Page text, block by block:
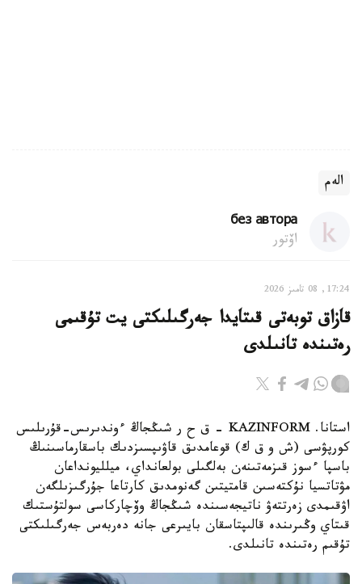
الەم
без автора
اۆتور
17:24, 08 تامىز 2026
قازاق توبەتى قىتايدا جەرگىلىكتى يت تۇقىمى
رەتىندە تانىلدى
استانا. KAZINFORM – ق ح ر شىڭجاڭ ءوندىرىس-قۇرىلىس
كورپۋسى (ش و ق ك) قوعامدىق قاۋىپسىزدىك باسقارماسىنىڭ
باسپا ءسوز قىزمەتىنەن بەلگىلى بولعانداي، ميلليونداعان
مۋتاتسيا نۇكتەسىن قامتيتىن گەنومدىق كارتاعا جۇرگىزىلگەن
اۋقىمدى زەرتتەۋ ناتيجەسىندە شىڭجاڭ وۆچاركاسى سولتۇستىك
قىتاي وڭىرىندە قالىپتاسقان بايىرعى جانە دەربەس جەرگىلىكتى
تۇقىم رەتىندە تانىلدى.